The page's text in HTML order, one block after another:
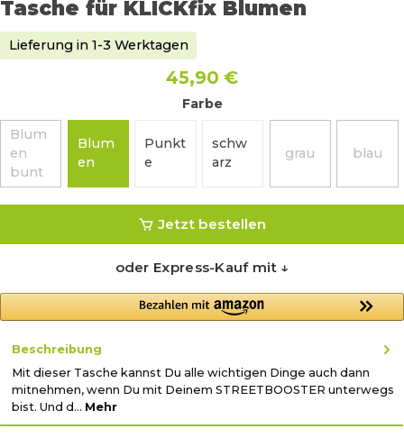
Tasche für KLICKfix Blumen
Lieferung in 1-3 Werktagen
45,90 €
Farbe
Blum
en
bunt
(Diese Option ist zurzeit nicht verfügbar.)
Blum
en
Punkt
e
schw
arz
grau(Diese Option ist
blau
Jetzt bestellen
oder Express-Kauf mit ↓
Beschreibung
Mit dieser Tasche kannst Du alle wichtigen Dinge auch dann
mitnehmen, wenn Du mit Deinem STREETBOOSTER unterwegs
bist. Und d… Mehr